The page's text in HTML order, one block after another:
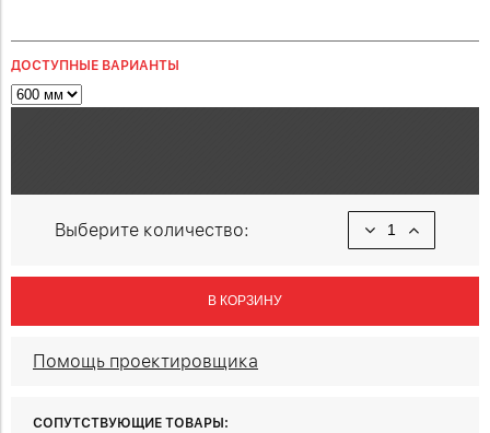
ДОСТУПНЫЕ ВАРИАНТЫ
Выберите количество:
В КОРЗИНУ
Помощь проектировщика
СОПУТСТВУЮЩИЕ ТОВАРЫ: